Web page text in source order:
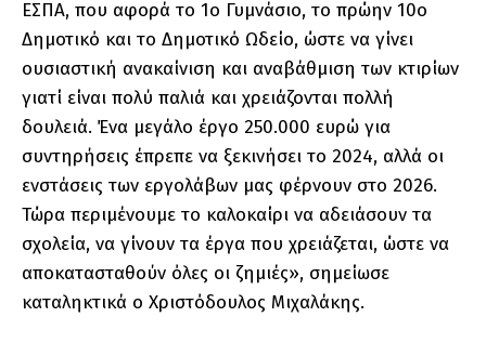
ΕΣΠΑ, που αφορά το 1ο Γυμνάσιο, το πρώην 10ο
Δημοτικό και το Δημοτικό Ωδείο, ώστε να γίνει
ουσιαστική ανακαίνιση και αναβάθμιση των κτιρίων
γιατί είναι πολύ παλιά και χρειάζονται πολλή
δουλειά. Ένα μεγάλο έργο 250.000 ευρώ για
συντηρήσεις έπρεπε να ξεκινήσει το 2024, αλλά οι
ενστάσεις των εργολάβων μας φέρνουν στο 2026.
Τώρα περιμένουμε το καλοκαίρι να αδειάσουν τα
σχολεία, να γίνουν τα έργα που χρειάζεται, ώστε να
αποκατασταθούν όλες οι ζημιές», σημείωσε
καταληκτικά ο Χριστόδουλος Μιχαλάκης.